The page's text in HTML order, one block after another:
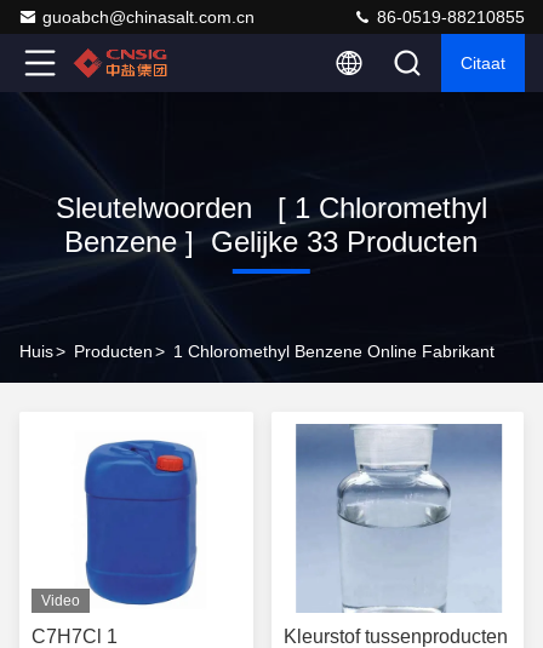
guoabch@chinasalt.com.cn 86-0519-88210855
Citaat
Sleutelwoorden [ 1 Chloromethyl
Benzene ] Gelijke 33 Producten
Huis> Producten> 1 Chloromethyl Benzene Online Fabrikant
Video
C7H7Cl 1
Kleurstof tussenproducten